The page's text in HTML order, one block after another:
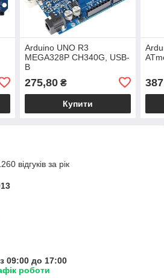
Arduino UNO R3
MEGA328P CH340G, USB-
B
275,80₴
Купити
відгуків за рік
09:00 до 17:00
роботи